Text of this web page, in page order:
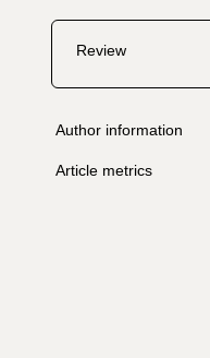
Review
Author information
Article metrics